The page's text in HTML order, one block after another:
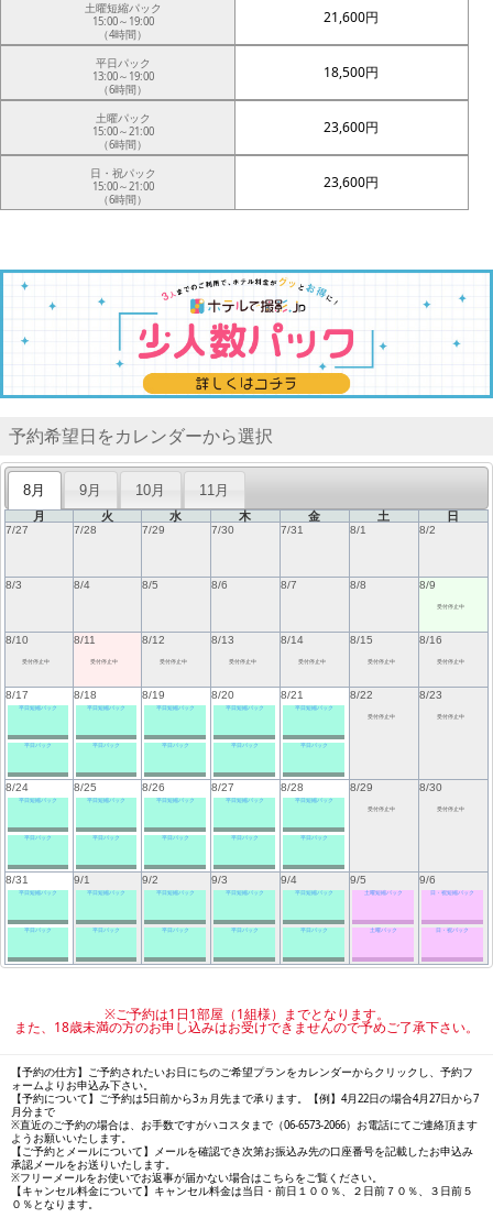
土曜短縮パック
15:00～19:00
（4時間）
21,600円
平日パック
13:00～19:00
（6時間）
18,500円
土曜パック
15:00～21:00
（6時間）
23,600円
日・祝パック
15:00～21:00
（6時間）
23,600円
予約希望日をカレンダーから選択
8月 9月 10月 11月
月 火 水 木 金 土 日
7/27 7/28 7/29 7/30 7/31 8/1 8/2
8/3 8/4 8/5 8/6 8/7 8/8 8/9
受付停止中
8/10
受付停止中
8/11
受付停止中
8/12
受付停止中
8/13
受付停止中
8/14
受付停止中
8/15
受付停止中
8/16
受付停止中
8/17
平日短縮パック
平日パック
8/18
平日短縮パック
平日パック
8/19
平日短縮パック
平日パック
8/20
平日短縮パック
平日パック
8/21
平日短縮パック
平日パック
8/22
受付停止中
8/23
受付停止中
8/24
平日短縮パック
平日パック
8/25
平日短縮パック
平日パック
8/26
平日短縮パック
平日パック
8/27
平日短縮パック
平日パック
8/28
平日短縮パック
平日パック
8/29
受付停止中
8/30
受付停止中
8/31
平日短縮パック
平日パック
9/1
平日短縮パック
平日パック
9/2
平日短縮パック
平日パック
9/3
平日短縮パック
平日パック
9/4
平日短縮パック
平日パック
9/5
土曜短縮パック
土曜パック
9/6
日・祝短縮パック
日・祝パック
※ご予約は1日1部屋（1組様）までとなります。
また、18歳未満の方のお申し込みはお受けできませんので予めご了承下さい。
【予約の仕方】ご予約されたいお日にちのご希望プランをカレンダーからクリックし、予約フ
ォームよりお申込み下さい。
【予約について】ご予約は5日前から3ヵ月先まで承ります。【例】4月22日の場合4月27日から7
月分まで
※直近のご予約の場合は、お手数ですがハコスタまで（06-6573-2066）お電話にてご連絡頂ます
ようお願いいたします。
【ご予約とメールについて】メールを確認でき次第お振込み先の口座番号を記載したお申込み
承認メールをお送りいたします。
※フリーメールをお使いでお返事が届かない場合はこちらをご覧ください。
【キャンセル料金について】キャンセル料金は当日・前日１００％、２日前７０％、３日前５
０％となります。